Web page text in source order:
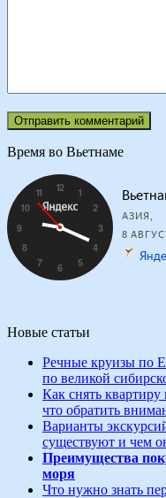
Время во Вьетнаме
Новые статьи
Речные круизы по
по великой
Как снять квартиру
что обратить
Варианты
существуют и чем
Преимущества
моря
Что нужно знать